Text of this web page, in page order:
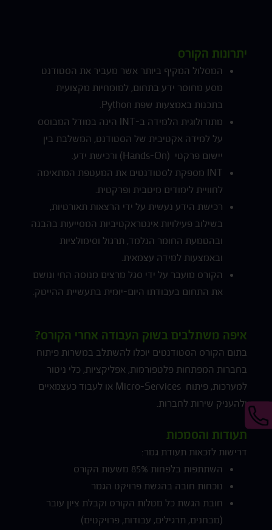
יתרונות הקורס
המסלול המקיף ביותר אשר מעביר את הסטודנט
מסע מחוסר ידע בתחום, למומחיות מקצועית
בתכנות באמצעות שפת Python.
מתודולוגית הלמידה ב-INT הינה במודל המבוסס
על למידה אקטיבית של הסטודנט, המשלבת בין
יישום פרקטי (Hands-On) ורכישת ידע.
INT מספקת לסטודנטים את המעטפת המתאימה
לחוויית לימודים מיטבית ופרקטית.
רכישת הידע נעשית על ידי הרצאות תאורטיות,
בשילוב פעילויות אינטראקטיביות המסייעות בהבנה
ובהטמעת החומר הנלמד, תרגול וסימולציות
ובאמצעות למידה עצמאית.
הקורס מועבר על ידי סגל מרצים מנוסה החי ונושם
את התחום בעבודתו היום-יומית בתעשיית ההייטק.
איפה משתלבים בשוק העבודה אחרי הקורס?
בתום הקורס הסטודנטים יוכלו להשתלב במשרות פיתוח
בחברות המפתחות פלטפורמות, אפליקציות, כלי ניטור
למערכות, פיתוח Micro-Services או לעבוד כעצמאיים
ולהעניק שירות לחברות.
תעודות והסמכות
דרישות לזכאות תעודת גמר:
השתתפות בלפחות 85% משעות הקורס
נוכחות חובה בהגשת פרויקט הגמר
חובת הגשת כל מטלות הקורס וקבלת ציון עובר
(מבחנים, תרגילים, עבודות, פרויקטים)